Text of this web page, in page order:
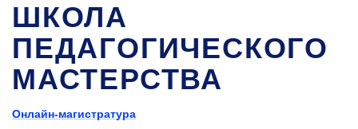
ШКОЛА
ПЕДАГОГИЧЕСКОГО
МАСТЕРСТВА
Онлайн-магистратура